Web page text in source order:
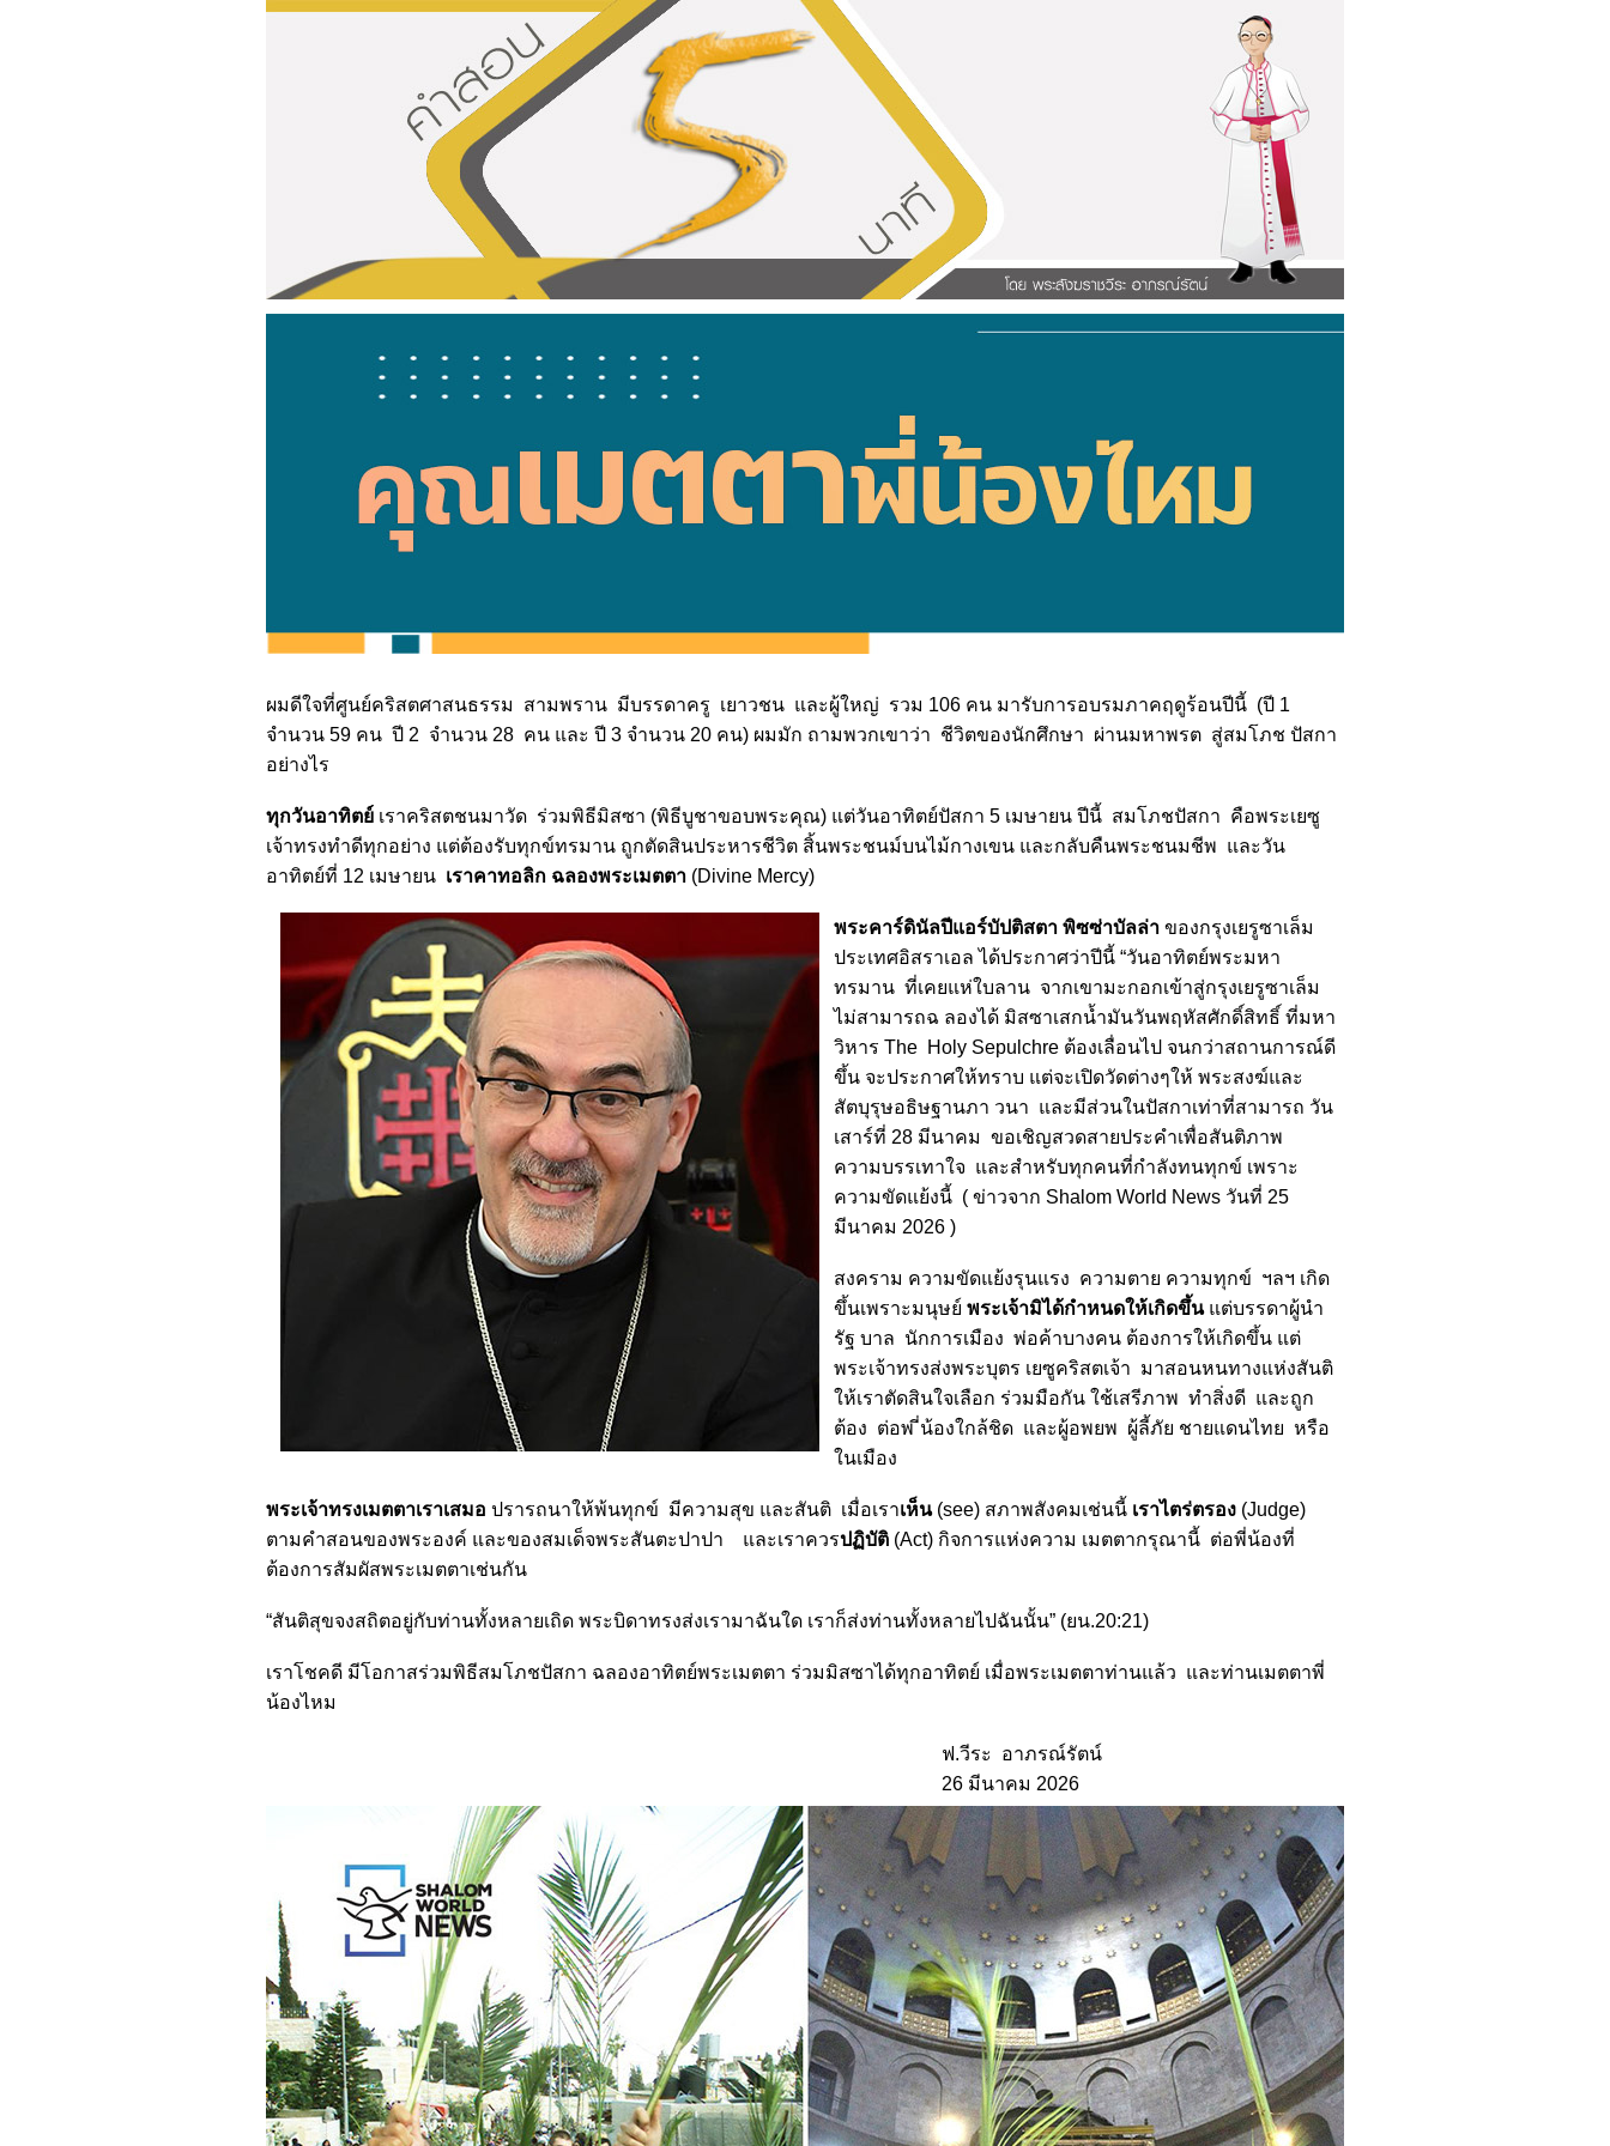
ผมดีใจที่ศูนย์คริสตศาสนธรรม สามพราน มีบรรดาครู เยาวชน และผู้ใหญ่ รวม 106 คน มารับการอบรมภาคฤดูร้อนปีนี้ (ปี 1
จำนวน 59 คน ปี 2 จำนวน 28 คน และ ปี 3 จำนวน 20 คน) ผมมัก ถามพวกเขาว่า ชีวิตของนักศึกษา ผ่านมหาพรต สู่สมโภช ปัสกา
อย่างไร
ทุกวันอาทิตย์ เราคริสตชนมาวัด ร่วมพิธีมิสซา (พิธีบูชาขอบพระคุณ) แต่วันอาทิตย์ปัสกา 5 เมษายน ปีนี้ สมโภชปัสกา คือพระเยซู
เจ้าทรงทำดีทุกอย่าง แต่ต้องรับทุกข์ทรมาน ถูกตัดสินประหารชีวิต สิ้นพระชนม์บนไม้กางเขน และกลับคืนพระชนมชีพ และวัน
อาทิตย์ที่ 12 เมษายน เราคาทอลิก ฉลองพระเมตตา (Divine Mercy)
พระคาร์ดินัลปีแอร์บัปติสตา พิซซ่าบัลล่า ของกรุงเยรูซาเล็ม
ประเทศอิสราเอล ได้ประกาศว่าปีนี้ “วันอาทิตย์พระมหา
ทรมาน ที่เคยแห่ใบลาน จากเขามะกอกเข้าสู่กรุงเยรูซาเล็ม
ไม่สามารถฉ ลองได้ มิสซาเสกน้ำมันวันพฤหัสศักดิ์สิทธิ์ ที่มหา
วิหาร The Holy Sepulchre ต้องเลื่อนไป จนกว่าสถานการณ์ดี
ขึ้น จะประกาศให้ทราบ แต่จะเปิดวัดต่างๆให้ พระสงฆ์และ
สัตบุรุษอธิษฐานภา วนา และมีส่วนในปัสกาเท่าที่สามารถ วัน
เสาร์ที่ 28 มีนาคม ขอเชิญสวดสายประคำเพื่อสันติภาพ
ความบรรเทาใจ และสำหรับทุกคนที่กำลังทนทุกข์ เพราะ
ความขัดแย้งนี้ ( ข่าวจาก Shalom World News วันที่ 25
มีนาคม 2026 )
สงคราม ความขัดแย้งรุนแรง ความตาย ความทุกข์ ฯลฯ เกิด
ขึ้นเพราะมนุษย์ พระเจ้ามิได้กำหนดให้เกิดขึ้นแต่บรรดาผู้นำ
รัฐ บาล นักการเมือง พ่อค้าบางคน ต้องการให้เกิดขึ้น แต่
พระเจ้าทรงส่งพระบุตร เยซูคริสตเจ้า มาสอนหนทางแห่งสันติ
ให้เราตัดสินใจเลือก ร่วมมือกัน ใช้เสรีภาพ ทำสิ่งดี และถูก
ต้อง ต่อพ ี่น้องใกล้ชิด และผู้อพยพ ผู้ลี้ภัย ชายแดนไทย หรือ
ในเมือง
พระเจ้าทรงเมตตาเราเสมอ ปรารถนาให้พ้นทุกข์ มีความสุข และสันติ เมื่อเราเห็น(see) สภาพสังคมเช่นนี้ เราไตร่ตรอง (Judge)
ตามคำสอนของพระองค์ และของสมเด็จพระสันตะปาปา และเราควรปฏิบัติ (Act) กิจการแห่งความ เมตตากรุณานี้ ต่อพี่น้องที่
ต้องการสัมผัสพระเมตตาเช่นกัน
“สันติสุขจงสถิตอยู่กับท่านทั้งหลายเถิด พระบิดาทรงส่งเรามาฉันใด เราก็ส่งท่านทั้งหลายไปฉันนั้น” (ยน.20:21)
เราโชคดี มีโอกาสร่วมพิธีสมโภชปัสกา ฉลองอาทิตย์พระเมตตา ร่วมมิสซาได้ทุกอาทิตย์ เมื่อพระเมตตาท่านแล้ว และท่านเมตตาพี่
น้องไหม
ฟ.วีระ อาภรณ์รัตน์
26 มีนาคม 2026